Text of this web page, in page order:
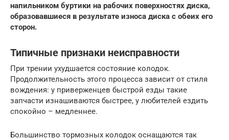
напильником буртики на рабочих поверхнос­тях диска,
образовавшиеся в результате из­носа диска с обеих его
сторон.
Типичные признаки неисправности
При трении ухудшается состояние колодок.
Продолжительность этого процесса зависит от стиля
вождения: у приверженцев быстрой езды такие
запчасти изнашиваются быстрее, у любителей ездить
спокойно – медленнее.
Большинство тормозных колодок оснащаются так